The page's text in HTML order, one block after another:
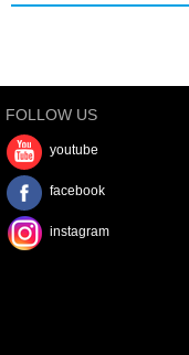
FOLLOW US
youtube
facebook
instagram